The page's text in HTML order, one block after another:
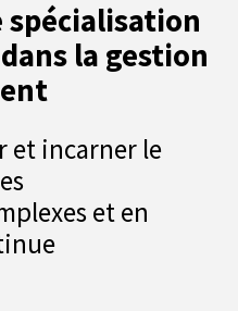
la gestion
et incarner le
et en